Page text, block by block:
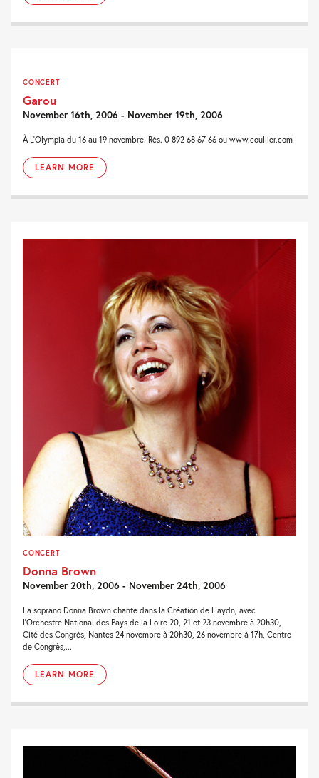
CONCERT
Garou
November 16th, 2006 - November 19th, 2006
À L'Olympia du 16 au 19 novembre. Rés. 0 892 68 67 66 ou www.coullier.com
LEARN MORE
CONCERT
Donna Brown
November 20th, 2006 - November 24th, 2006
La soprano Donna Brown chante dans la Création de Haydn, avec
l’Orchestre National des Pays de la Loire 20, 21 et 23 novembre à 20h30,
Cité des Congrès, Nantes 24 novembre à 20h30, 26 novembre à 17h, Centre
de Congrès,...
LEARN MORE